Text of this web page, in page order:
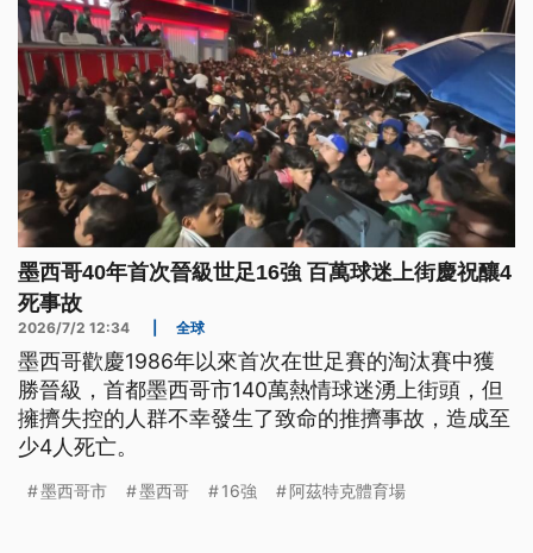
墨西哥40年首次晉級世足16強 百萬球迷上街慶祝釀4
死事故
2026/7/2 12:34 全球
墨西哥歡慶1986年以來首次在世足賽的淘汰賽中獲
勝晉級，首都墨西哥市140萬熱情球迷湧上街頭，但
擁擠失控的人群不幸發生了致命的推擠事故，造成至
少4人死亡。
墨西哥市 墨西哥 16強 阿茲特克體育場